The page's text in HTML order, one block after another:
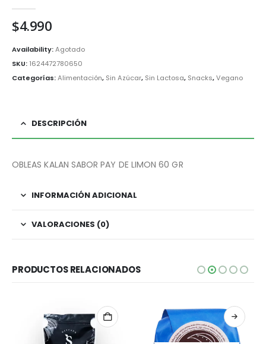
$4.990
Availability:Agotado
SKU: 1624472780650
Categorías:Alimentación, Sin Azúcar, Sin Lactosa, Snacks,Vegano
DESCRIPCIÓN
OBLEAS KALAN SABOR PAY DE LIMON 60 GR
INFORMACIÓN ADICIONAL
VALORACIONES (0)
PRODUCTOS RELACIONADOS